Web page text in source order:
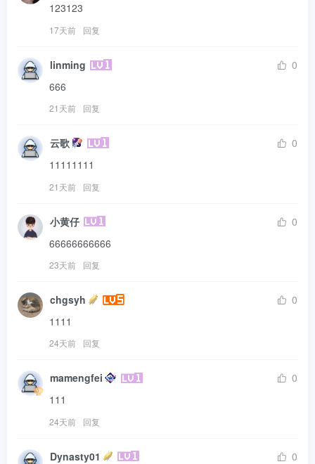
123123
17天前 回复
linming
0
666
21天前 回复
云歌
0
11111111
21天前 回复
小黄仔
0
66666666666
23天前 回复
chgsyh
0
1111
24天前 回复
mamengfei
0
111
24天前 回复
Dynasty01
0